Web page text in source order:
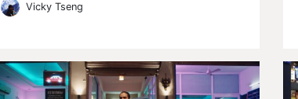
Vicky Tseng